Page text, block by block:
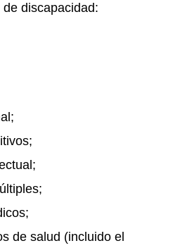
discapacidad:
de salud (incluido el